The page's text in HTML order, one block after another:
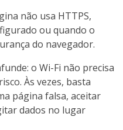
não usa HTTPS,
ou quando o
do navegador.
o Wi-Fi não precisa
Às vezes, basta
página falsa, aceitar
dados no lugar